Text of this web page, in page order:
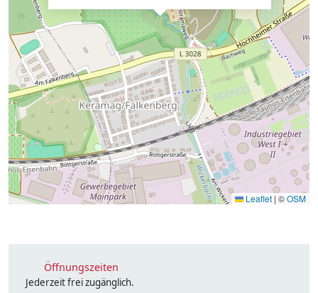
Leaflet | ©OSM
Öffnungszeiten
Jederzeit frei zugänglich.